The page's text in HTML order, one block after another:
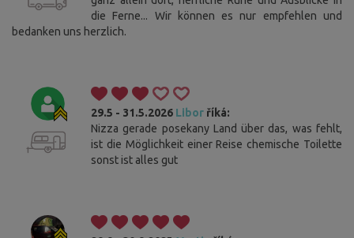
die Ferne... Wir können es nur empfehlen und
bedanken uns herzlich.
29.5 - 31.5.2026 Libor říká:
Nizza gerade posekany Land über das, was fehlt,
ist die Möglichkeit einer Reise chemische Toilette
sonst ist alles gut